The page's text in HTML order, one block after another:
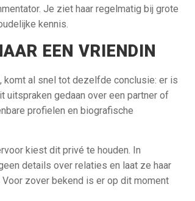
Je ziet haar regelmatig bij grote
kennis.
EEN VRIENDIN
, komt al snel tot dezelfde conclusie: er is
gedaan over een partner of
profielen en biografische
kiest dit privé te houden. In
details over relaties en laat ze haar
zover bekend is er op dit moment